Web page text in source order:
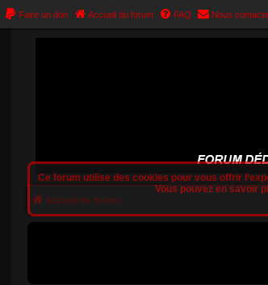
Faire un don Accueil du forum FAQ Nous
Accueil du forum
Ce forum utilise des cookies pour vous offrir
Vous pouvez en savoir